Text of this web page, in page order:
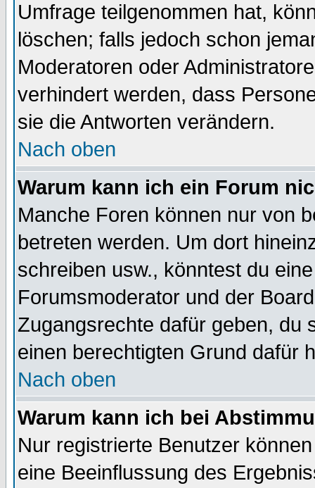
Umfrage teilgenommen hat,
löschen; falls jedoch schon
Moderatoren oder
verhindert werden, dass
sie die Antworten verändern.
Nach oben
Warum kann ich ein Forum
Manche Foren können nur von
betreten werden. Um dort
schreiben usw., könntest du
Forumsmoderator und der
Zugangsrechte dafür geben, du
einen berechtigten Grund dafür
Nach oben
Warum kann ich bei
Nur registrierte Benutzer
eine Beeinflussung des